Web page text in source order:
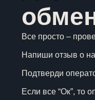
Все просто –
Напиши отзыв о
Подтверди
Если все “Ок”, то